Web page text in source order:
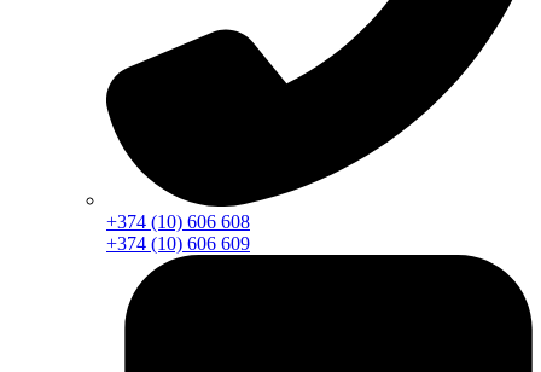
+374 (10) 606 608
+374 (10) 606 609